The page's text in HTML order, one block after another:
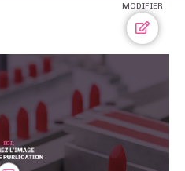
MODIFIER